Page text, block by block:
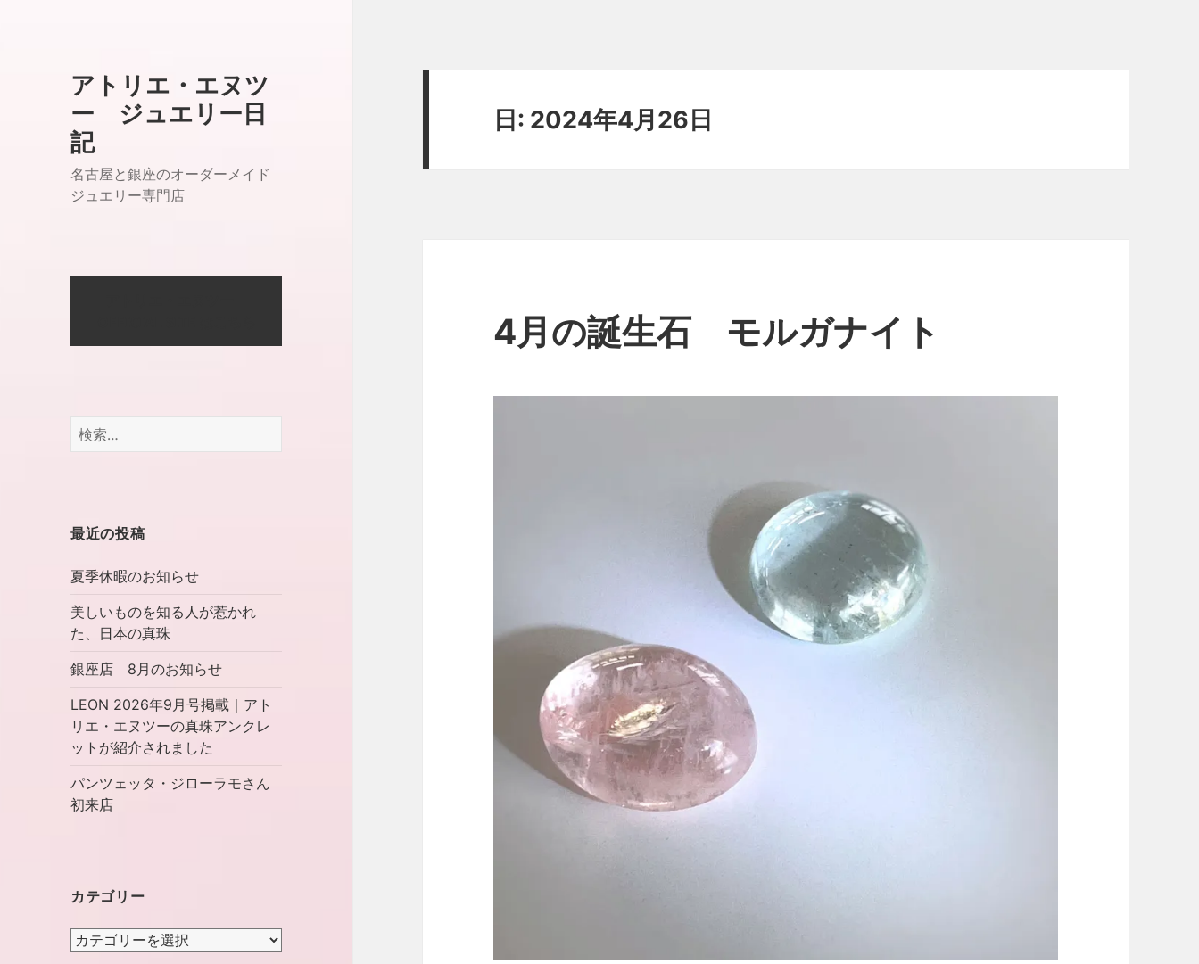
アトリエ・エヌツ
ー ジュエリー日
記
名古屋と銀座のオーダーメイド
ジュエリー専門店
検
最近の投稿
夏季休暇のお知らせ
美しいものを知る人が惹かれ
た、日本の真珠
銀座店 8月のお知らせ
LEON 2026年9月号掲載｜アト
リエ・エヌツーの真珠アンクレ
ットが紹介されました
パンツェッタ・ジローラモさん
初来店
カテゴリー
カ
日: 2024年4月26日
4月の誕生石 モルガナイト